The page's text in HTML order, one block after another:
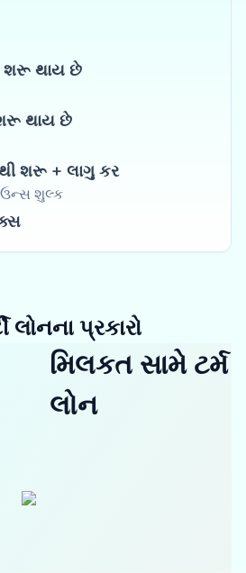
શરૂ થાય છે
શરૂ થાય છે
શરૂ + લાગુ કર
શુલ્ક
લોનના પ્રકારો
મિલકત સામે ટર્મ
લોન